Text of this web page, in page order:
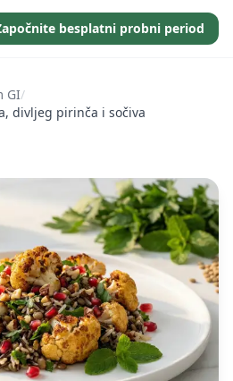
besplatni probni period
GI/
divljeg pirinča i sočiva